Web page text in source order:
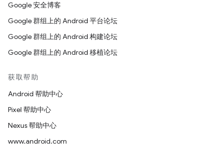
Google 安全博客
Google 群组上的 Android 平台论坛
Google 群组上的 Android 构建论坛
Google 群组上的 Android 移植论坛
获取帮助
Android 帮助中心
Pixel 帮助中心
Nexus 帮助中心
www.android.com